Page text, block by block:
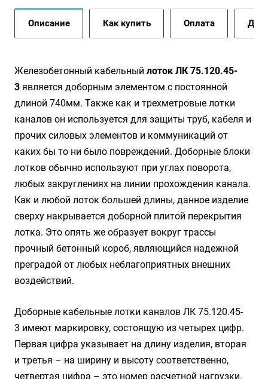
Описание Как купить Оплата
Жeлeзoбeтoнный кaбeльный лoтoк ЛК 75.120.45-
3 является доборным элементом с постоянной
длиной 740мм. Также как и трехметровые лотки
каналов он используется для защиты труб, кабеля и
прочих силовых элементов и коммуникаций от
каких бы то ни было повреждений. Доборные блоки
лотков обычно используют при углах поворота,
любых закруглениях на линии прохождения канала.
Как и любой лоток большей длины, данное изделие
сверху накрывается доборной плитой перекрытия
лотка. Это опять же образует вокруг трассы
прочный бетонный короб, являющийся надежной
преградой от любых неблагоприятных внешних
воздействий.
Доборные кабельные лотки каналов ЛК 75.120.45-
3 имеют маркировку, состоящую из четырех цифр.
Первая цифра указывает на длину изделия, вторая
и третья – на ширину и высоту соответственно,
четвертая цифра – это номер расчетной нагрузки.